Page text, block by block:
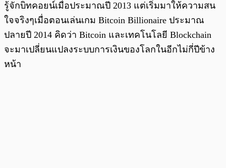
รู้จักบิทคอยน์เมื่อประมาณปี 2013 แต่เริ่มมาให้ความสน
ใจจริงๆเมื่อตอนเล่นเกม Bitcoin Billionaire ประมาณ
ปลายปี 2014 คิดว่า Bitcoin และเทคโนโลยี Blockchain
จะมาเปลี่ยนแปลงระบบการเงินของโลกในอีกไม่กี่ปีข้าง
หน้า